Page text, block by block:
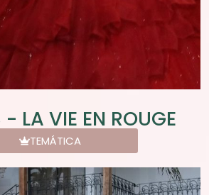
LA VIE EN ROUGE
TEMÁTICA